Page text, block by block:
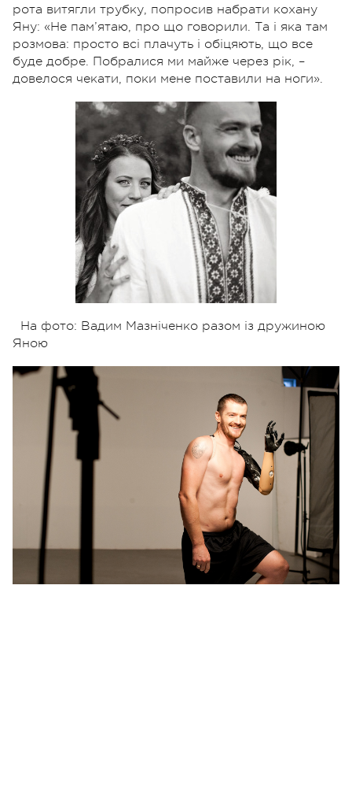
рота витягли трубку, попросив набрати кохану
Яну: «Не пам’ятаю, про що говорили. Та і яка там
розмова: просто всі плачуть і обіцяють, що все
буде добре. Побралися ми майже через рік, –
довелося чекати, поки мене поставили на ноги».
На фото: Вадим Мазніченко разом із дружиною
Яною